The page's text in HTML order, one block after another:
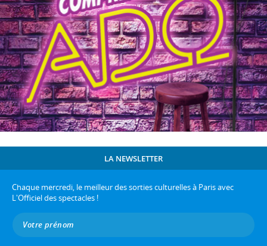
LA NEWSLETTER
Chaque mercredi, le meilleur des sorties culturelles à Paris avec
L'Officiel des spectacles !